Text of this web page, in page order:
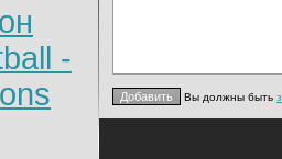
-
Вы должны быть